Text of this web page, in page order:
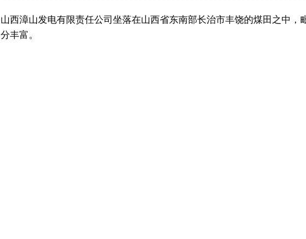
山西漳山发电有限责任公司坐落在山西省东南部长治市丰饶的煤田之中
分丰富。